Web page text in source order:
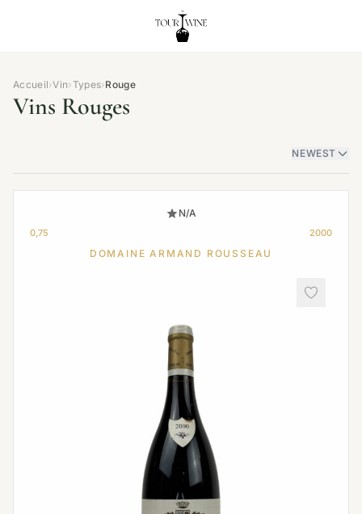
Accueil›Vin›Types›Rouge
Vins Rouges
NEWEST
N/A
0,75 2000
DOMAINE ARMAND ROUSSEAU